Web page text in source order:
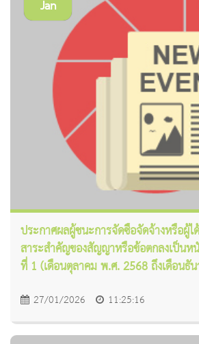
Jan
ประกาศผลผู้ชนะการจัดซื้อจัดจ้างหรือผู้ไ
สาระสำคัญของสัญญาหรือข้อตกลงเป็นห
ที่ 1 (เดือนตุลาคม พ.ศ. 2568 ถึงเดือนธั
27/01/2026 11:25:16